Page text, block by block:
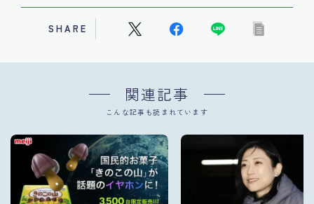
SHARE
関連記事
こんな記事も読まれています